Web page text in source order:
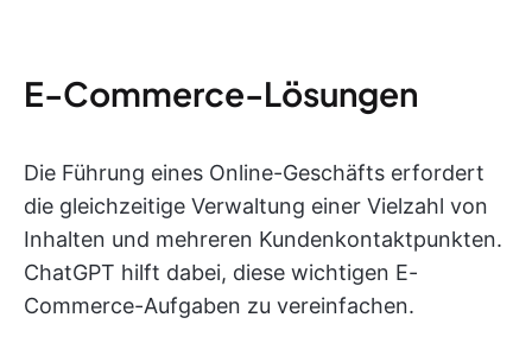
E-Commerce-Lösungen
Die Führung eines Online-Geschäfts erfordert
die gleichzeitige Verwaltung einer Vielzahl von
Inhalten und mehreren Kundenkontaktpunkten.
ChatGPT hilft dabei, diese wichtigen E-
Commerce-Aufgaben zu vereinfachen.